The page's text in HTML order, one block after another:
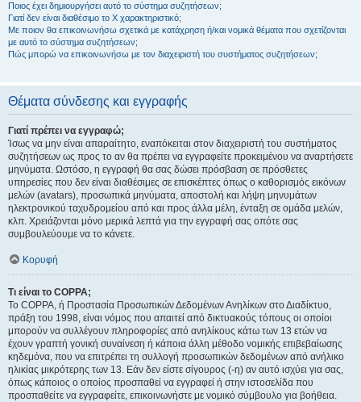
Ποιος έχει δημιουργήσει αυτό το σύστημα συζητήσεων;
Γιατί δεν είναι διαθέσιμο το Χ χαρακτηριστικό;
Με ποιον θα επικοινωνήσω σχετικά με κατάχρηση ή/και νομικά θέματα που σχετίζονται
με αυτό το σύστημα συζητήσεων;
Πώς μπορώ να επικοινωνήσω με τον διαχειριστή του συστήματος συζητήσεων;
Θέματα σύνδεσης και εγγραφής
Γιατί πρέπει να εγγραφώ;
Ίσως να μην είναι απαραίτητο, εναπόκειται στον διαχειριστή του συστήματος
συζητήσεων ως προς το αν θα πρέπει να εγγραφείτε προκειμένου να αναρτήσετε
μηνύματα. Ωστόσο, η εγγραφή θα σας δώσει πρόσβαση σε πρόσθετες
υπηρεσίες που δεν είναι διαθέσιμες σε επισκέπτες όπως ο καθορισμός εικόνων
μελών (avatars), προσωπικά μηνύματα, αποστολή και λήψη μηνυμάτων
ηλεκτρονικού ταχυδρομείου από και προς άλλα μέλη, ένταξη σε ομάδα μελών,
κλπ. Χρειάζονται μόνο μερικά λεπτά για την εγγραφή σας οπότε σας
συμβουλεύουμε να το κάνετε.
Κορυφή
Τι είναι το COPPA;
Το COPPA, ή Προστασία Προσωπικών Δεδομένων Ανηλίκων στο Διαδίκτυο,
πράξη του 1998, είναι νόμος που απαιτεί από δικτυακούς τόπους οι οποίοι
μπορούν να συλλέγουν πληροφορίες από ανηλίκους κάτω των 13 ετών να
έχουν γραπτή γονική συναίνεση ή κάποια άλλη μέθοδο νομικής επιβεβαίωσης
κηδεμόνα, που να επιτρέπει τη συλλογή προσωπικών δεδομένων από ανήλικο
ηλικίας μικρότερης των 13. Εάν δεν είστε σίγουρος (-η) αν αυτό ισχύει για σας,
όπως κάποιος ο οποίος προσπαθεί να εγγραφεί ή στην ιστοσελίδα που
προσπαθείτε να εγγραφείτε, επικοινωνήστε με νομικό σύμβουλο για βοήθεια.